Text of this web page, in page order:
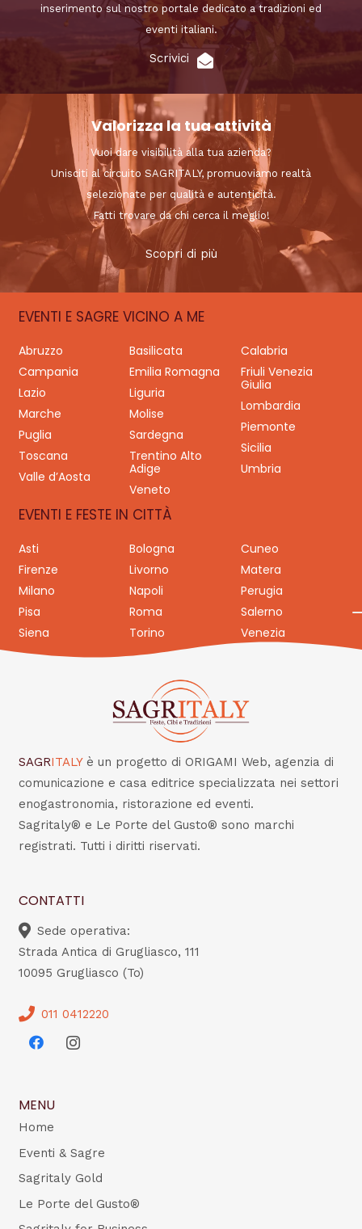
inserimento sul nostro portale dedicato a tradizioni ed
eventi italiani.
Scrivici
Valorizza la tua attività
Vuoi dare visibilità alla tua azienda?
Unisciti al circuito SAGRITALY, promuoviamo realtà
selezionate per qualità e autenticità.
Fatti trovare da chi cerca il meglio!
Scopri di più
EVENTI E SAGRE VICINO A ME
Abruzzo Basilicata
Calabria
Campania
Emilia Romagna
Friuli Venezia
Giulia
Lazio
Liguria
Lombardia
Marche
Molise
Piemonte
Puglia
Sardegna
Sicilia
Toscana
Trentino Alto
Adige
Umbria
Valle d’Aosta
Veneto
EVENTI E FESTE IN CITTÀ
Asti Bologna
Cuneo
Firenze
Livorno
Matera
Milano
Napoli
Perugia
Pisa
Roma
Salerno
Siena
Torino Venezia
SAGRITALY è un progetto di ORIGAMI Web, agenzia di
comunicazione e casa editrice specializzata nei settori
enogastronomia, ristorazione ed eventi.
Sagritaly® e Le Porte del Gusto® sono marchi
registrati. Tutti i diritti riservati.
CONTATTI
Sede operativa:
Strada Antica di Grugliasco, 111
10095 Grugliasco (To)
011 0412220
MENU
Home
Eventi & Sagre
Sagritaly Gold
Le Porte del Gusto®